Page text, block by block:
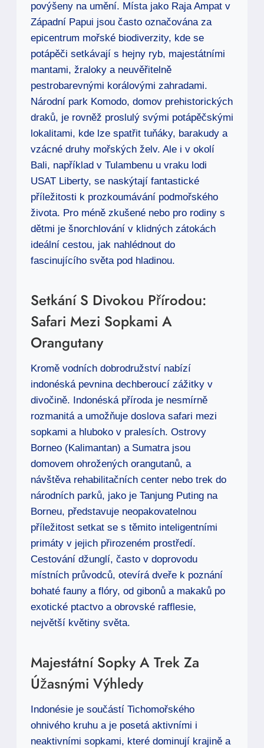
povýšeny na umění. Místa jako Raja Ampat v
Západní Papui jsou často označována za
epicentrum mořské biodiverzity, kde se
potápěči setkávají s hejny ryb, majestátními
mantami, žraloky a neuvěřitelně
pestrobarevnými korálovými zahradami.
Národní park Komodo, domov prehistorických
draků, je rovněž proslulý svými potápěčskými
lokalitami, kde lze spatřit tuňáky, barakudy a
vzácné druhy mořských želv. Ale i v okolí
Bali, například v Tulambenu u vraku lodi
USAT Liberty, se naskýtají fantastické
příležitosti k prozkoumávání podmořského
života. Pro méně zkušené nebo pro rodiny s
dětmi je šnorchlování v klidných zátokách
ideální cestou, jak nahlédnout do
fascinujícího světa pod hladinou.
Setkání S Divokou Přírodou:
Safari Mezi Sopkami A
Orangutany
Kromě vodních dobrodružství nabízí
indonéská pevnina dechberoucí zážitky v
divočině. Indonéská příroda je nesmírně
rozmanitá a umožňuje doslova safari mezi
sopkami a hluboko v pralesích. Ostrovy
Borneo (Kalimantan) a Sumatra jsou
domovem ohrožených orangutanů, a
návštěva rehabilitačních center nebo trek do
národních parků, jako je Tanjung Puting na
Borneu, představuje neopakovatelnou
příležitost setkat se s těmito inteligentními
primáty v jejich přirozeném prostředí.
Cestování džunglí, často v doprovodu
místních průvodců, otevírá dveře k poznání
bohaté fauny a flóry, od gibonů a makaků po
exotické ptactvo a obrovské rafflesie,
největší květiny světa.
Majestátní Sopky A Trek Za
Úžasnými Výhledy
Indonésie je součástí Tichomořského
ohnivého kruhu a je posetá aktivními i
neaktivními sopkami, které dominují krajině a